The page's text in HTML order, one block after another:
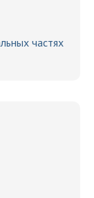
частях